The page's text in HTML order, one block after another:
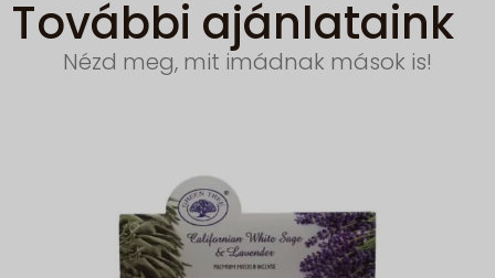
További ajánlataink
Nézd meg, mit imádnak mások is!